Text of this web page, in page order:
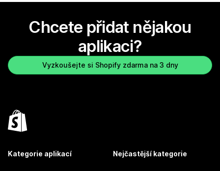
Chcete přidat nějakou
aplikaci?
Vyzkoušejte si Shopify zdarma na 3 dny
Kategorie aplikací Nejčastější kategorie